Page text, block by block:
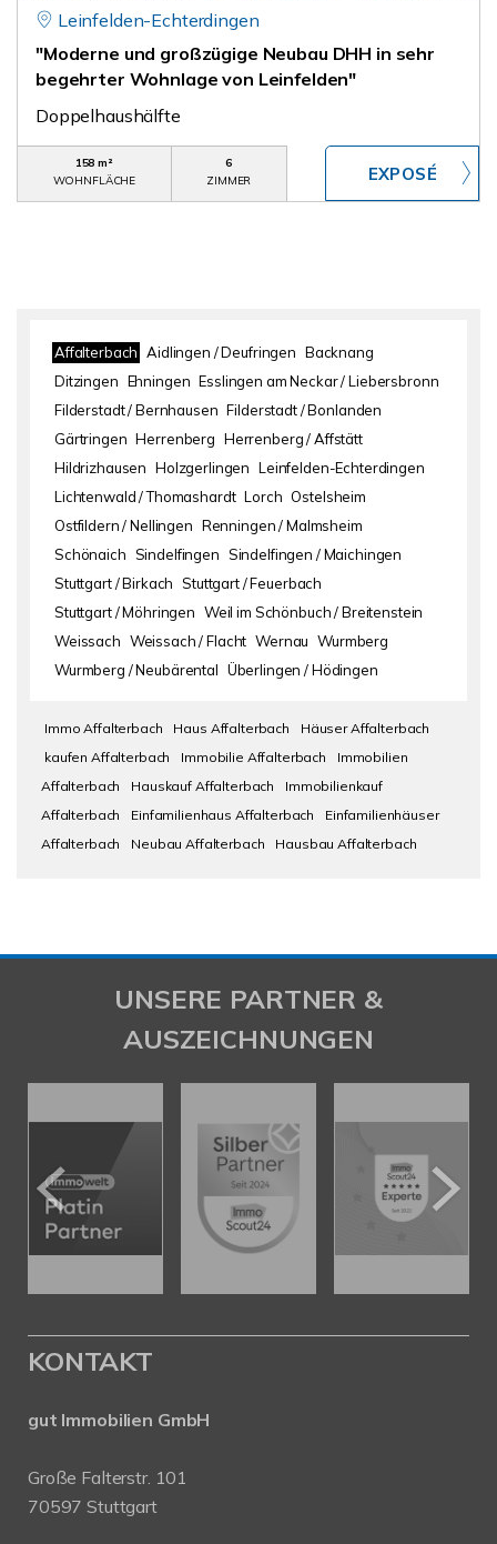
Leinfelden-Echterdingen
"Moderne und großzügige Neubau DHH in sehr
begehrter Wohnlage von Leinfelden"
Doppelhaushälfte
158 m²
WOHNFLÄCHE
6
ZIMMER
Affalterbach Aidlingen / Deufringen Backnang
Ditzingen Ehningen Esslingen am Neckar / Liebersbronn
Filderstadt / Bernhausen Filderstadt / Bonlanden
Gärtringen Herrenberg Herrenberg / Affstätt
Hildrizhausen Holzgerlingen Leinfelden-Echterdingen
Lichtenwald / Thomashardt Lorch Ostelsheim
Ostfildern / Nellingen Renningen / Malmsheim
Schönaich Sindelfingen Sindelfingen / Maichingen
Stuttgart / Birkach Stuttgart / Feuerbach
Stuttgart / Möhringen Weil im Schönbuch / Breitenstein
Weissach Weissach / Flacht Wernau Wurmberg
Wurmberg / Neubärental Überlingen / Hödingen
Immo Affalterbach Haus Affalterbach
Häuser Affalterbach
kaufen Affalterbach
Immobilie Affalterbach
Immobilien
Affalterbach
Hauskauf Affalterbach
Immobilienkauf
Affalterbach
Einfamilienhaus Affalterbach
Einfamilienhäuser
Affalterbach
Neubau Affalterbach Hausbau Affalterbach
UNSERE PARTNER &
AUSZEICHNUNGEN
KONTAKT
gut Immobilien GmbH
Große Falterstr. 101
70597 Stuttgart